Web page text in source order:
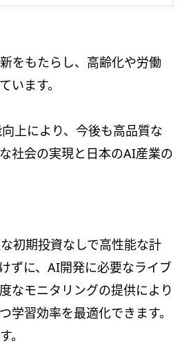
をもたらし、高齢化や労働
います。
上により、今後も高品質な
社会の実現と日本のAI産業の
初期投資なしで高性能な計
ずに、AI開発に必要なライブ
なモニタリングの提供により
学習効率を最適化できます。
。